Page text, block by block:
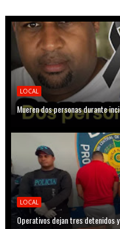
LOCAL
Mueren dos personas durante
LOCAL
Operativos dejan tres detenidos